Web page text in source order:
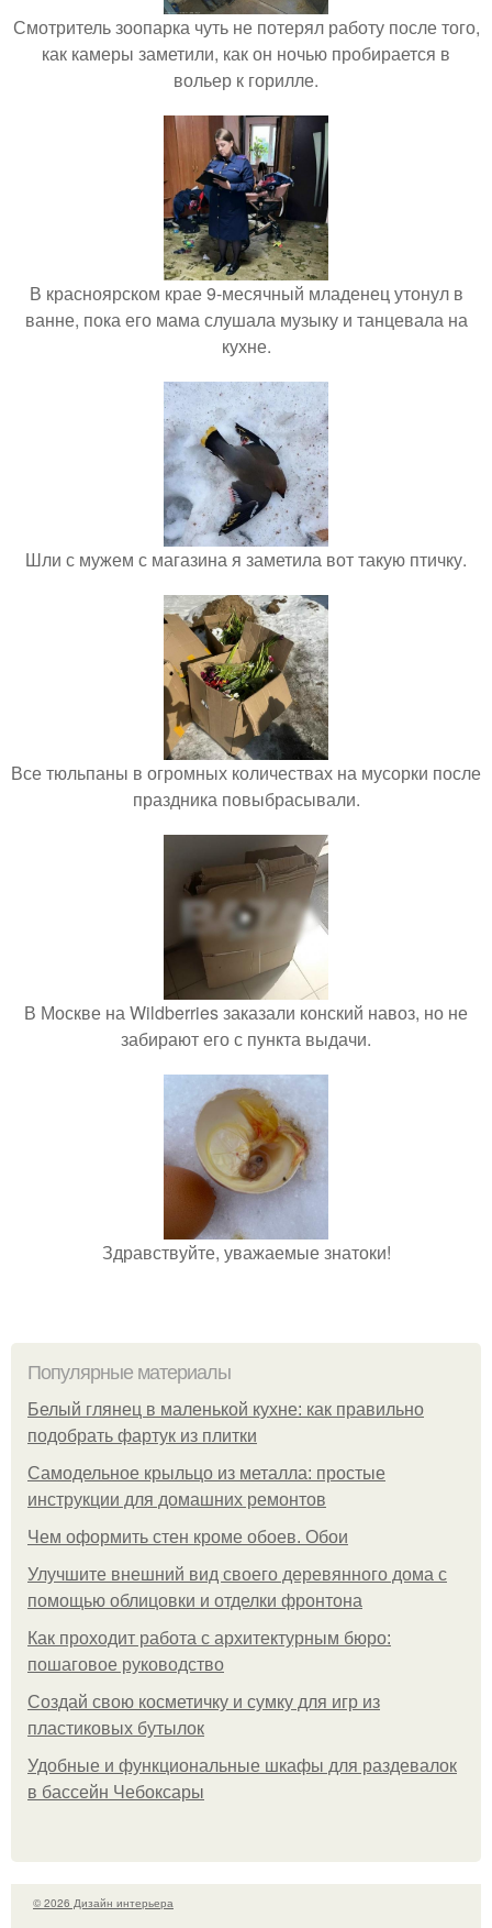
Смотритель зоопарка чуть не потерял работу после того,
как камеры заметили, как он ночью пробирается в
вольер к горилле.
В красноярском крае 9-месячный младенец утонул в
ванне, пока его мама слушала музыку и танцевала на
кухне.
Шли с мужем с магазина я заметила вот такую птичку.
Все тюльпаны в огромных количествах на мусорки после
праздника повыбрасывали.
В Москве на Wildberries заказали конский навоз, но не
забирают его с пункта выдачи.
Здравствуйте, уважаемые знатоки!
Популярные материалы
Белый глянец в маленькой кухне: как правильно
подобрать фартук из плитки
Самодельное крыльцо из металла: простые
инструкции для домашних ремонтов
Чем оформить стен кроме обоев. Обои
Улучшите внешний вид своего деревянного дома с
помощью облицовки и отделки фронтона
Как проходит работа с архитектурным бюро:
пошаговое руководство
Создай свою косметичку и сумку для игр из
пластиковых бутылок
Удобные и функциональные шкафы для раздевалок
в бассейн Чебоксары
© 2026 Дизайн интерьера